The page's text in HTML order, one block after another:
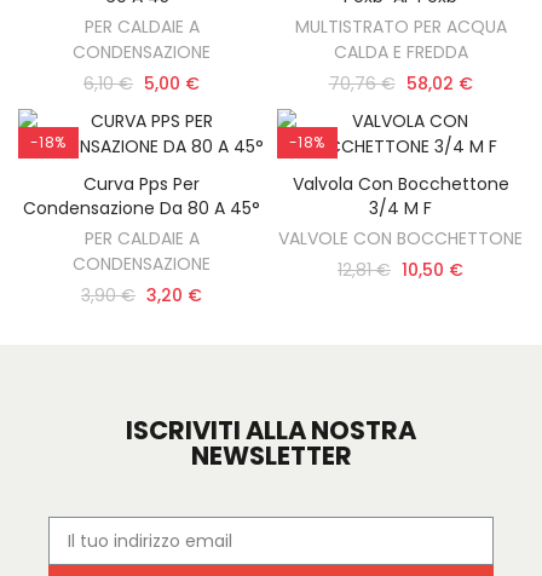
PER CALDAIE A
CONDENSAZIONE
6,10 € 5,00 €
MULTISTRATO PER ACQUA
CALDA E FREDDA
70,76 € 58,02 €
-18%
AGGIUNGI AL CARRELLO
Curva Pps Per
Condensazione Da 80 A 45°
PER CALDAIE A
CONDENSAZIONE
3,90 € 3,20 €
-18%
AGGIUNGI AL CARRELLO
Valvola Con Bocchettone
3/4 M F
VALVOLE CON BOCCHETTONE
12,81 € 10,50 €
ISCRIVITI ALLA NOSTRA
NEWSLETTER